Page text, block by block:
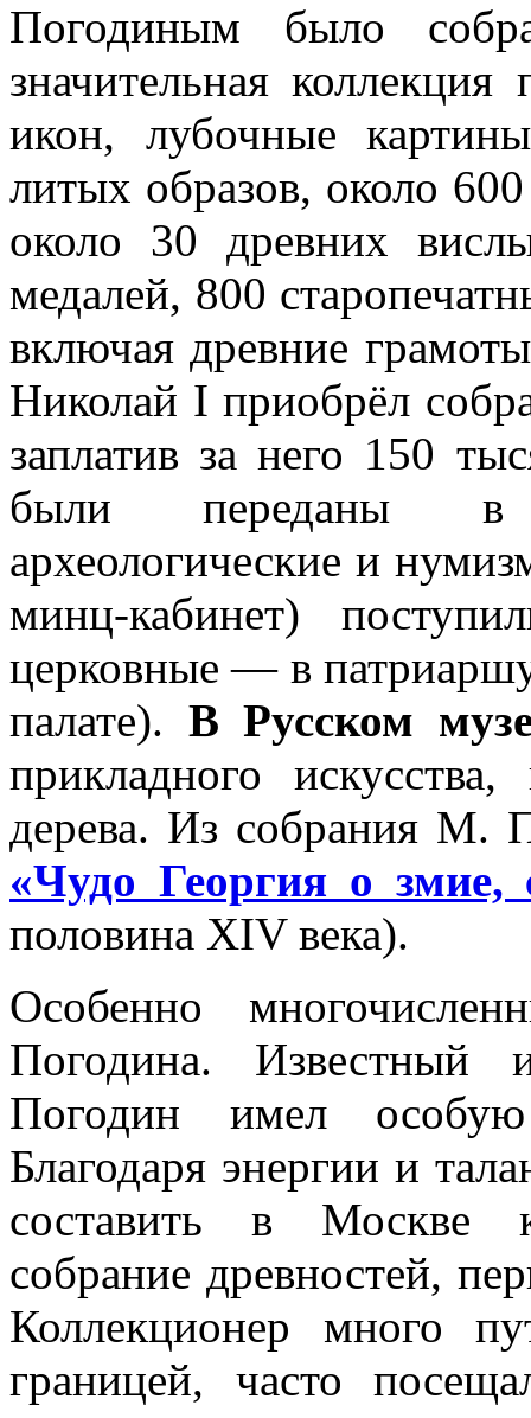
Погодиным было
значительная
икон, лубочные
литых образов, около
около 30 древних
медалей, 800
включая древние
Николай I приобрёл
заплатив за него 150
были переданы в
археологические и
минц-кабинет)
церковные — в
палате). В Русском
прикладного
дерева. Из собрания М.
«Чудо Георгия о змие,
половина XIV века).
Особенно
Погодина. Известный
Погодин имел особую
Благодаря энергии и
составить в Москве
собрание древностей,
Коллекционер много
границей, часто